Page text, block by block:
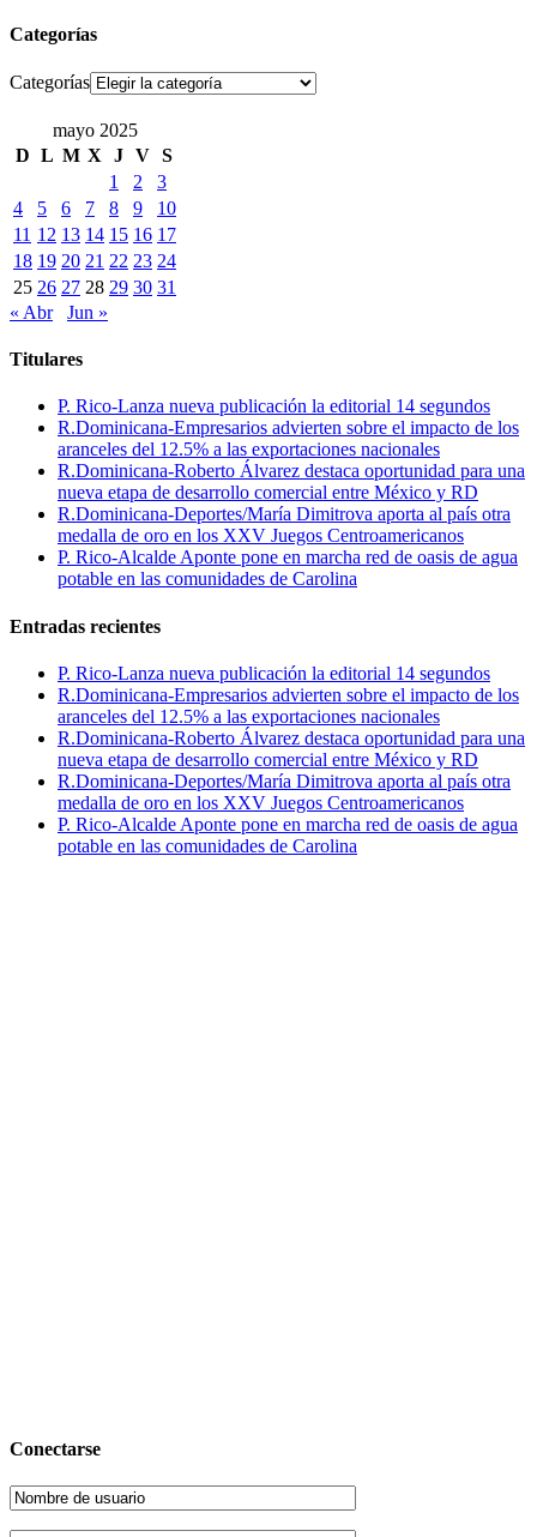
Categorías
Categorías
mayo 2025
D L M X J V S
1
2
3
4
5 6 7 8 9
10
11 12 13 14 15 16 17
18 19 20 21 22 23 24
25 26 27 28 29 30 31
« Abr
Jun »
Titulares
P. Rico-Lanza nueva publicación la editorial 14 segundos
R.Dominicana-Empresarios advierten sobre el impacto de los
aranceles del 12.5% a las exportaciones nacionales
R.Dominicana-Roberto Álvarez destaca oportunidad para una
nueva etapa de desarrollo comercial entre México y RD
R.Dominicana-Deportes/María Dimitrova aporta al país otra
medalla de oro en los XXV Juegos Centroamericanos
P. Rico-Alcalde Aponte pone en marcha red de oasis de agua
potable en las comunidades de Carolina
Entradas recientes
P. Rico-Lanza nueva publicación la editorial 14 segundos
R.Dominicana-Empresarios advierten sobre el impacto de los
aranceles del 12.5% a las exportaciones nacionales
R.Dominicana-Roberto Álvarez destaca oportunidad para una
nueva etapa de desarrollo comercial entre México y RD
R.Dominicana-Deportes/María Dimitrova aporta al país otra
medalla de oro en los XXV Juegos Centroamericanos
P. Rico-Alcalde Aponte pone en marcha red de oasis de agua
potable en las comunidades de Carolina
Conectarse